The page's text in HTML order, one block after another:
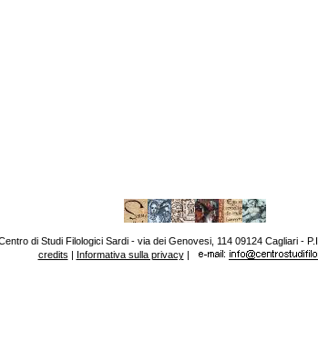
di Studi Filologici Sardi - via dei Genovesi, 114 09124 Cagliari -
credits | Informativa sulla privacy|